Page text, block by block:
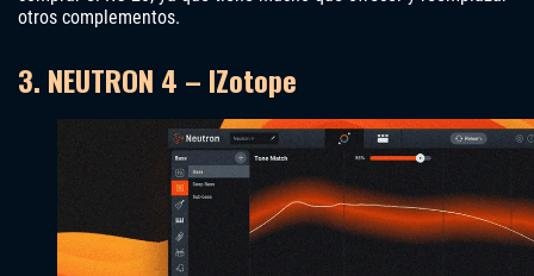
otros complementos.
3. NEUTRON 4 – IZotope